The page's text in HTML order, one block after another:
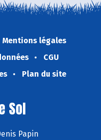
Mentions légales
CGU
Plan du site
Sol
Papin